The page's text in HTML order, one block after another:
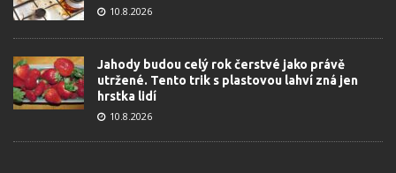
10.8.2026
Jahody budou celý rok čerstvé jako právě
utržené. Tento trik s plastovou lahví zná jen
hrstka lidí
10.8.2026